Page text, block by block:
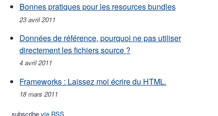
Bonnes pratiques pour les resources bundles
23 avril 2011
Données de référence, pourquoi ne pas utiliser
directement les fichiers source ?
4 avril 2011
Frameworks : Laissez moi écrire du HTML.
18 mars 2011
subscribe via RSS